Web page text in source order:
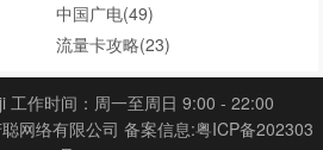
中国广电(49)
流量卡攻略(23)
工作时间：周一至周日 9:00 - 22:00
网络有限公司 备案信息:粤ICP备202303